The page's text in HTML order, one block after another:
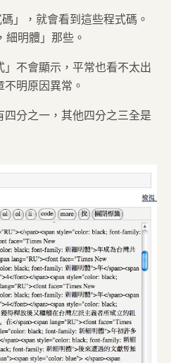
」，就會看到這些程式碼。
細明體」那些。
不會顯示，平常也看不太出
明原因異常。
分之一，其他四分之三全是